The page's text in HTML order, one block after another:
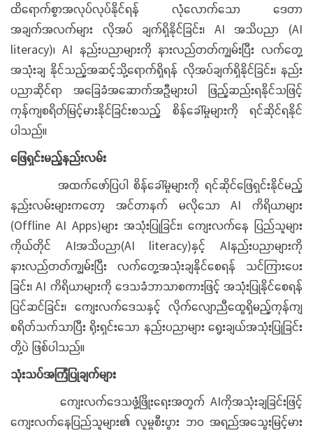
ထိရောက်စွာအလုပ်လုပ်နိုင်ရန် လုံလောက်သော ဒေတာ
အချက်အလက်များ လိုအပ် ချက်ရှိနိုင်ခြင်း၊ AI အသိပညာ (AI
literacy)၊ AI နည်းပညာများကို နားလည်တတ်ကျွမ်းပြီး လက်တွေ့
အသုံးချ နိုင်သည့်အဆင့်သို့ရောက်ရှိရန် လိုအပ်ချက်ရှိနိုင်ခြင်း၊ နည်း
ပညာဆိုင်ရာ အခြေခံအဆောက်အဦများပါ ဖြည့်ဆည်းရနိုင်သဖြင့်
ကုန်ကျစရိတ်မြင့်မားနိုင်ခြင်းစသည့် စိန်ခေါ်မှုများကို ရင်ဆိုင်ရနိုင်
ပါသည်။
ဖြေရှင်းမည့်နည်းလမ်း
အထက်ဖော်ပြပါ စိန်ခေါ်မှုများကို ရင်ဆိုင်ဖြေရှင်းနိုင်မည့်
နည်းလမ်းများကတော့ အင်တာနက် မလိုသော AI ကိရိယာများ
(Offline AI Apps)များ အသုံးပြုခြင်း၊ ကျေးလက်နေ ပြည်သူများ
ကိုယ်တိုင် AIအသိပညာ(AI literacy)နှင့် AIနည်းပညာများကို
နားလည်တတ်ကျွမ်းပြီး လက်တွေ့အသုံးချနိုင်စေရန် သင်ကြားပေး
ခြင်း၊ AI ကိရိယာများကို ဒေသခံဘာသာစကားဖြင့် အသုံးပြုနိုင်စေရန်
ပြင်ဆင်ခြင်း၊ ကျေးလက်ဒေသနှင့် လိုက်လျောညီထွေရှိမည့်ကုန်ကျ
စရိတ်သက်သာပြီး ရိုးရှင်းသော နည်းပညာများ ရွေးချယ်အသုံးပြုခြင်း
တို့ပဲ ဖြစ်ပါသည်။
သုံးသပ်အကြံပြုချက်များ
ကျေးလက်ဒေသဖွံ့ဖြိုးရေးအတွက် AIကိုအသုံးချခြင်းဖြင့်
ကျေးလက်နေပြည်သူများ၏ လူမှုစီးပွား ဘဝ အရည်အသွေးမြင့်မား